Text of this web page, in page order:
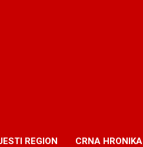
REGION CRNA HRONIKA